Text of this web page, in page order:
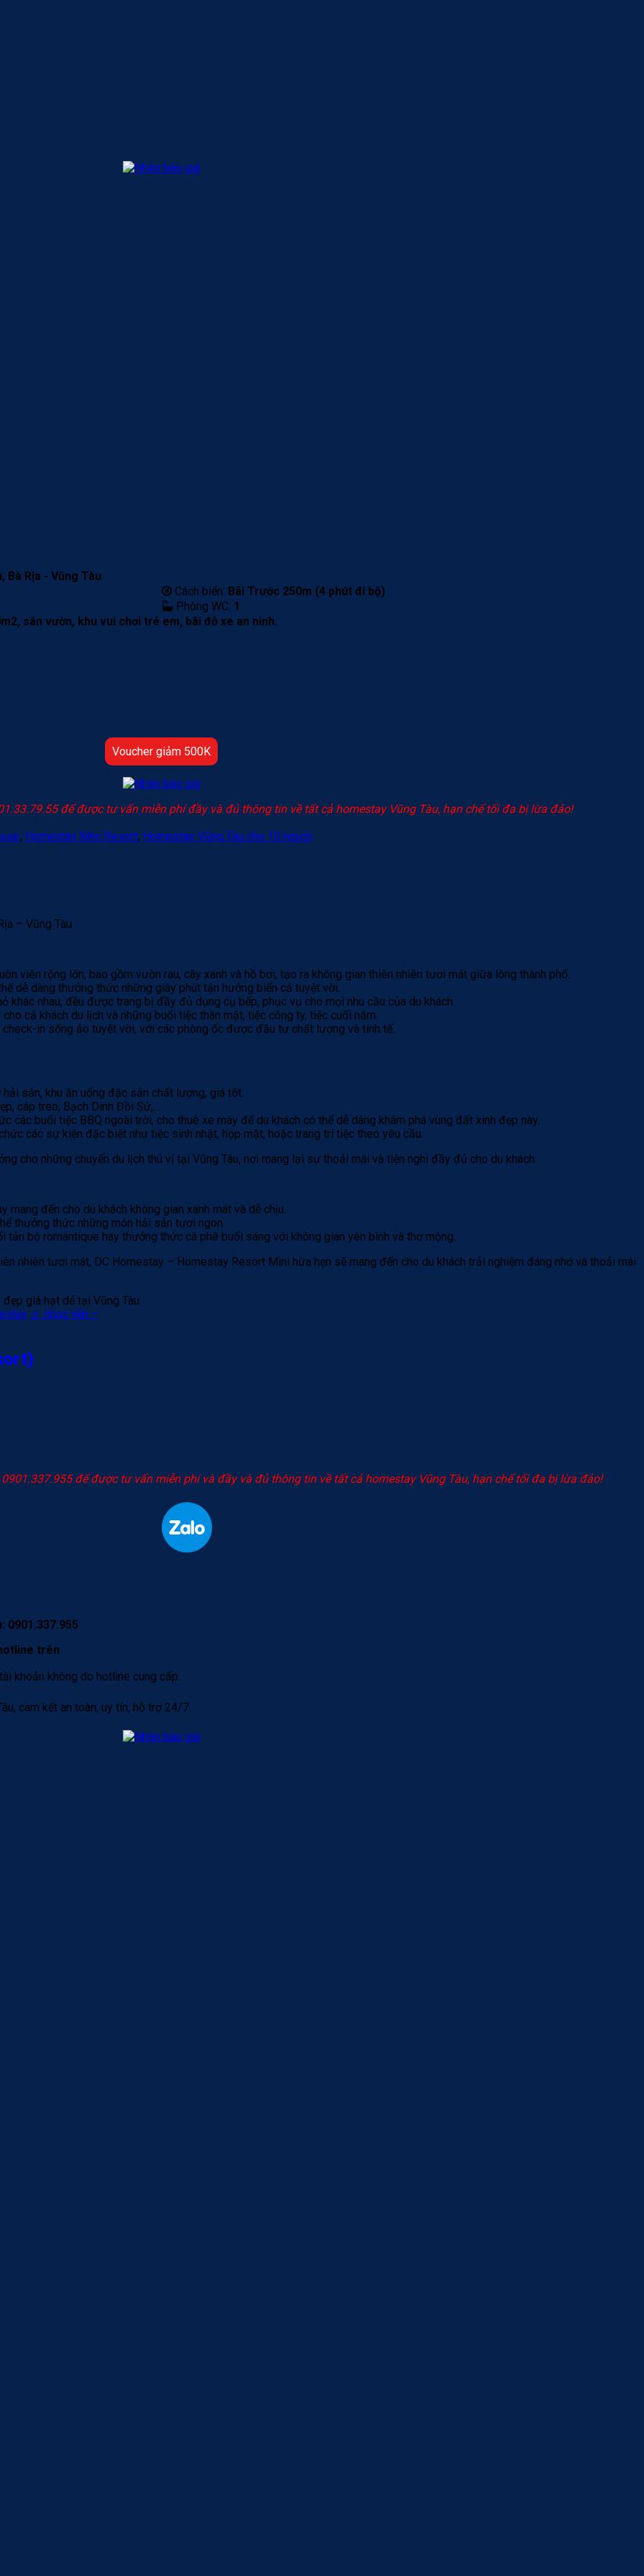
Bà Rịa - Vũng Tàu
Cách biển: Bãi Trước 250m (4 phút đi bộ)
Phòng WC: 1
sân vườn, khu vui chơi trẻ em, bãi đỗ xe an ninh.
Voucher giảm 500K
để được tư vấn miễn phí đầy và đủ thông tin về tất cả homestay Vũng Tàu, hạn chế tối đa bị lừa đảo!
, Homestay Mini Resort, Homestay Vũng Tàu cho 10 người
– Vũng Tàu
viên rộng lớn, bao gồm vườn rau, cây xanh và hồ bơi, tạo ra không gian thiên nhiên tươi mát giữa lòng thành phố.
dễ dàng thưởng thức những giây phút tận hưởng biển cả tuyệt vời.
khác nhau, đều được trang bị đầy đủ dụng cụ bếp, phục vụ cho mọi nhu cầu của du khách.
cả khách du lịch và những buổi tiệc thân mật, tiệc công ty, tiệc cuối năm.
in sống ảo tuyệt vời, với các phòng ốc được đầu tư chất lượng và tinh tế.
sản, khu ăn uống đặc sản chất lượng, giá tốt.
cáp treo, Bạch Dinh Đồi Sứ,…
các buổi tiệc BBQ ngoài trời, cho thuê xe máy để du khách có thể dễ dàng khám phá vùng đất xinh đẹp này.
các sự kiện đặc biệt như tiệc sinh nhật, họp mặt, hoặc trang trí tiệc theo yêu cầu.
cho những chuyến du lịch thú vị tại Vũng Tàu, nơi mang lại sự thoải mái và tiện nghi đầy đủ cho du khách.
đến cho du khách không gian xanh mát và dễ chịu.
thưởng thức những món hải sản tươi ngon.
bộ romantique hay thưởng thức cà phê buổi sáng với không gian yên bình và thơ mộng.
nhiên tươi mát, DC Homestay – Homestay Resort Mini hứa hẹn sẽ mang đến cho du khách trải nghiệm đáng nhớ và thoải mái
giá hạt dẻ tại Vũng Tàu
♬ nhạc nền –
để được tư vấn miễn phí và đầy và đủ thông tin về tất cả homestay Vũng Tàu, hạn chế tối đa bị lừa đảo!
0901.337.955
trên
khoản không do hotline cung cấp.
cam kết an toàn, uy tín, hỗ trợ 24/7.